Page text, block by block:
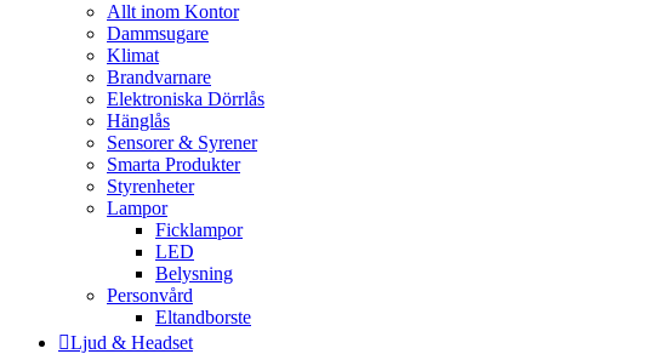
Allt inom Kontor
Dammsugare
Klimat
Brandvarnare
Elektroniska Dörrlås
Hänglås
Sensorer & Syrener
Smarta Produkter
Styrenheter
Lampor
Ficklampor
LED
Belysning
Personvård
Eltandborste
Ljud & Headset